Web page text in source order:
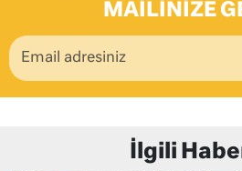
MAILINIZE
İlgili